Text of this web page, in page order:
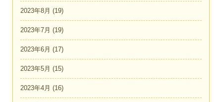
2023年8月 (19)
2023年7月 (19)
2023年6月 (17)
2023年5月 (15)
2023年4月 (16)